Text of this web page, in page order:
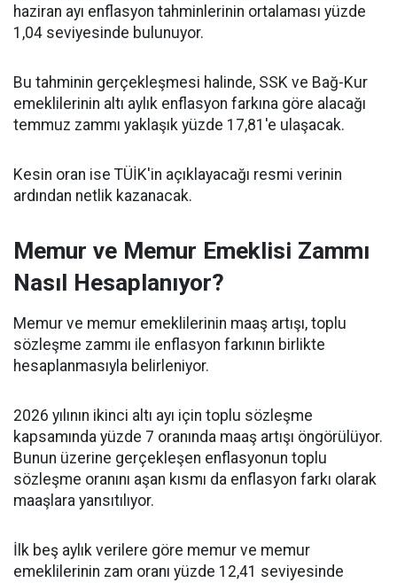
haziran ayı enflasyon tahminlerinin ortalaması yüzde
1,04 seviyesinde bulunuyor.
Bu tahminin gerçekleşmesi halinde, SSK ve Bağ-Kur
emeklilerinin altı aylık enflasyon farkına göre alacağı
temmuz zammı yaklaşık yüzde 17,81'e ulaşacak.
Kesin oran ise TÜİK'in açıklayacağı resmi verinin
ardından netlik kazanacak.
Memur ve Memur Emeklisi Zammı
Nasıl Hesaplanıyor?
Memur ve memur emeklilerinin maaş artışı, toplu
sözleşme zammı ile enflasyon farkının birlikte
hesaplanmasıyla belirleniyor.
2026 yılının ikinci altı ayı için toplu sözleşme
kapsamında yüzde 7 oranında maaş artışı öngörülüyor.
Bunun üzerine gerçekleşen enflasyonun toplu
sözleşme oranını aşan kısmı da enflasyon farkı olarak
maaşlara yansıtılıyor.
İlk beş aylık verilere göre memur ve memur
emeklilerinin zam oranı yüzde 12,41 seviyesinde